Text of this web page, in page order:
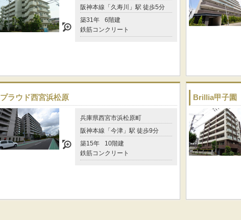
阪神本線「久寿川」駅 徒歩5分
築31年
6階建
鉄筋コンクリート
プラウド西宮浜松原
兵庫県西宮市浜松原町
阪神本線「今津」駅 徒歩9分
築15年
10階建
鉄筋コンクリート
Brillia甲子園